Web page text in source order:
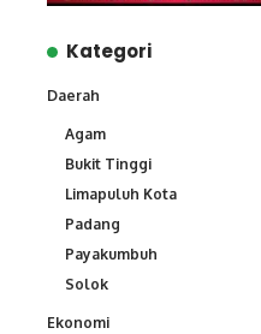
Kategori
Daerah
Agam
Bukit Tinggi
Limapuluh Kota
Padang
Payakumbuh
Solok
Ekonomi